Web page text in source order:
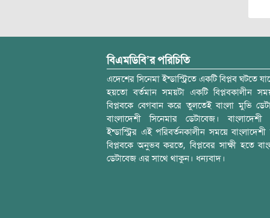
বিএমডিবি’র পরিচিতি
এদেশের সিনেমা ইন্ডাস্ট্রিতে একটি বিপ্লব ঘটতে
হয়তো বর্তমান সময়টা একটি বিপ্লবকালীন
বিপ্লবকে বেগবান করে তুলতেই বাংলা মুভি
বাংলাদেশী সিনেমার ডেটাবেজ। বাংলাদেশী
ইন্ডাস্ট্রির এই পরিবর্তনকালীন সময়ে বাংলাদেশী
বিপ্লবকে অনুভব করতে, বিপ্লবের সাক্ষী হতে
ডেটাবেজ এর সাথে থাকুন। ধন্যবাদ।